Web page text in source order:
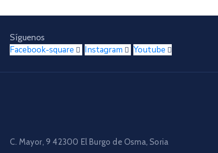
Síguenos
Facebook-square Instagram Youtube
C. Mayor, 9 42300 El Burgo de Osma, Soria